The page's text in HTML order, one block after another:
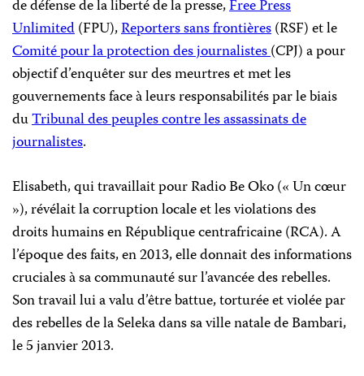
de défense de la liberté de la presse,Free Press
Unlimited(FPU),Reporters sans frontières(RSF) et le
Comité pour la protection des journalistes(CPJ) a pour
objectif d’enquêter sur des meurtres et met les
gouvernements face à leurs responsabilités par le biais
duTribunal des peuples contre les assassinats de
journalistes.
Elisabeth, qui travaillait pour Radio Be Oko (« Un cœur
»), révélait la corruption locale et les violations des
droits humains en République centrafricaine (RCA). A
l’époque des faits, en 2013, elle donnait des informations
cruciales à sa communauté sur l’avancée des rebelles.
Son travail lui a valu d’être battue, torturée et violée par
des rebelles de la Seleka dans sa ville natale de Bambari,
le 5 janvier 2013.